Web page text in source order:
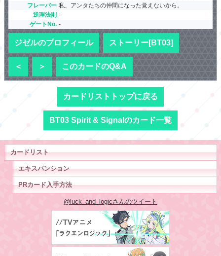
フレーバー 私、アンタたちの仲間になった覚えないから。
逆理法則 -
ゲートNo. -
ジゼルのプロフィール ストーリー[BT03]
＜ ＞ このカードのQ&A
カードリストトップに戻る
BT03 Spirit & Signalのカード一覧
カードリスト
エキスパンション
PRカード入手方法
@luck_and_logicさんのツイート